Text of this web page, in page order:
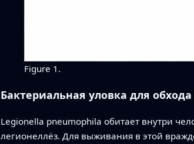
Figure 1.
Бактериальная уловка для
Legionella pneumophila обитает внутри
легионеллёз. Для выживания в этой